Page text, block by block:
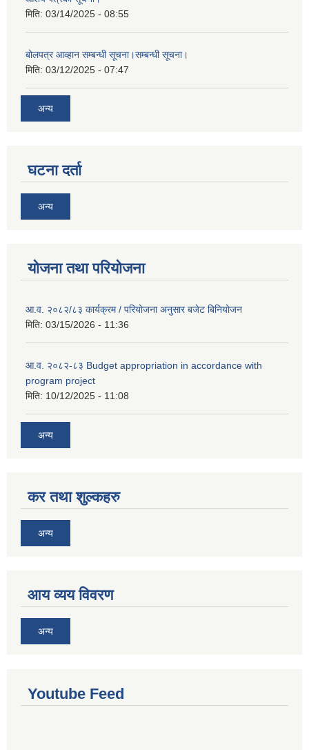
मिति: 03/14/2025 - 08:55
बोलपत्र आव्हान सम्बन्धी सूचना।सम्बन्धी सूचना।
मिति: 03/12/2025 - 07:47
अन्य
घटना दर्ता
अन्य
योजना तथा परियोजना
आ.व. २०८२/८३ कार्यक्रम / परियोजना अनुसार बजेट बिनियोजन
मिति: 03/15/2026 - 11:36
आ.व. २०८२-८३ Budget appropriation in accordance with
program project
मिति: 10/12/2025 - 11:08
अन्य
कर तथा शुल्कहरु
अन्य
आय व्यय विवरण
अन्य
Youtube Feed